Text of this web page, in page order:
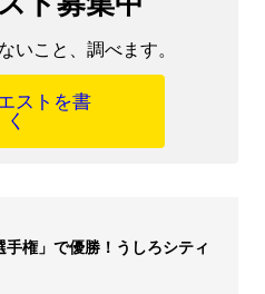
いこと、調べます。
手権」で優勝！うしろシティ